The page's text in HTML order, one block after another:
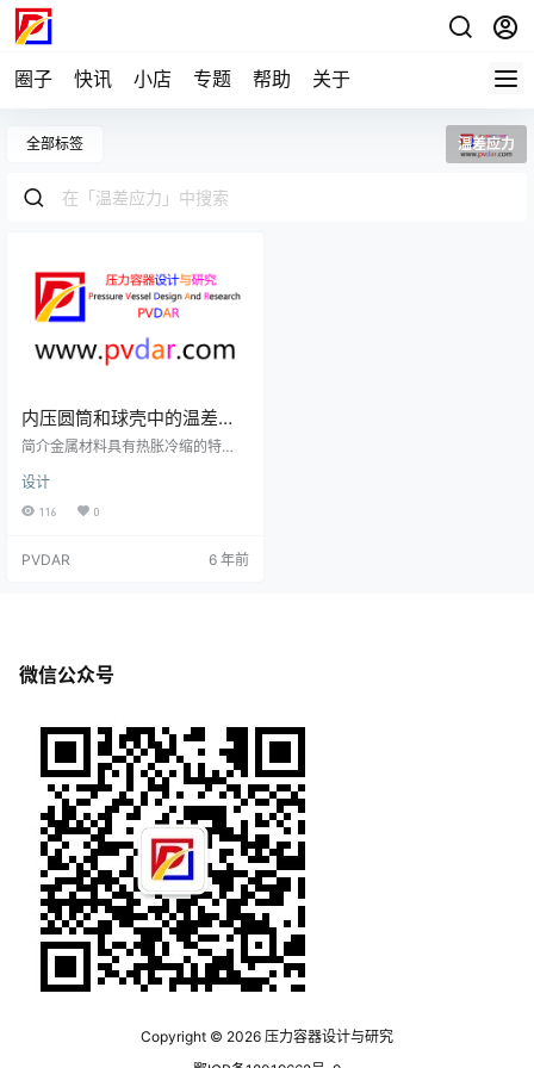
圈子 快讯 小店 专题 帮助 关于
全部标签 温差应力
内压圆筒和球壳中的温差应
力
简介金属材料具有热胀冷缩的特
均等的，并且膨胀和收缩不受到约
束，此时，温度上升和下降并不会
时会造成金属材料严重变形而导致
限制内壁膨胀，内壁又迫使外壁变
设计
116 0
PVDAR 6 年前
微信公众号
Copyright © 2026 压力容器设计与研究